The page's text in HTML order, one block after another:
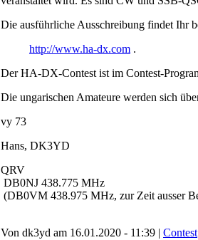
Die ausführliche Ausschreibung findet Ihr
http://www.ha-dx.com .
Der HA-DX-Contest ist im Contest-
Die ungarischen Amateure werden sich
vy 73
Hans, DK3YD
QRV
DB0NJ 438.775 MHz
(DB0VM 438.975 MHz, zur Zeit ausser
Von dk3yd am 16.01.2020 - 11:39 | Contest